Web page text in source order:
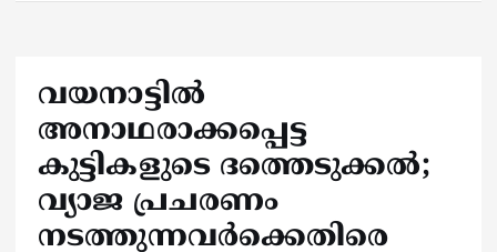
വയനാട്ടിൽ
അനാഥരാക്കപ്പെട്ട
കുട്ടികളുടെ ദത്തെടുക്കൽ;
വ്യാജ പ്രചരണം
നടത്തുന്നവർക്കെതിരെ